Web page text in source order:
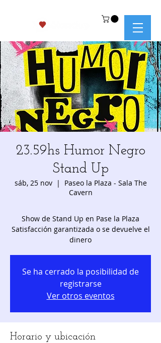
23.59hs Humor Negro
Stand Up
sáb, 25 nov
  |
Paseo la Plaza - Sala The
Cavern
Show de Stand Up en Pase la Plaza
Satisfacción garantizada o se devuelve el
dinero
Se ha cerrado la posibilidad de
registrarse
Ver otros eventos
Horario y ubicación